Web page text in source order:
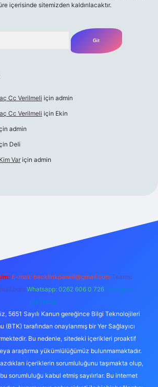
içerisinde sitemizden kaldırılacaktır.
Cc Verilmeli için admin
Cc Verilmeli için Ekin
admin
Deli
Var için admin
E-mail: backlinkpaneli@gmail.com Teams:
Whatsapp: 0262 606 0 726 Telegram:
@karabul
5651 Sayılı Kanun gereğince Bilgi Teknolojileri
(BTK) tarafından onaylanmış bir Yer Sağlayıcı
Bu nedenle, sitedeki içerikleri proaktif
araştırma yükümlülüğümüz bulunmamaktadır.
içeriklerin sorumluluğunu taşımakta olup,
sorumluluğu kabul etmiş sayılırlar. Bu internet